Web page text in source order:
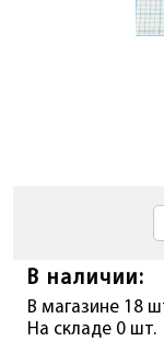
В наличии:
В магазине 18
На складе 0 шт.